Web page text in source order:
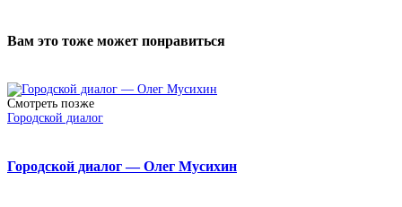
Вам это тоже может понравиться
Смотреть позже
Городской диалог
Городской диалог — Олег Мусихин